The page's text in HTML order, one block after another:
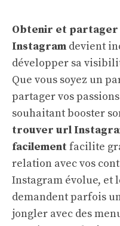
Obtenir et partager
Instagram devient
développer sa
Que vous soyez un
partager vos
souhaitant booster
trouver url
facilement facilite
relation avec vos
Instagram évolue, et
demandent parfois
jongler avec des